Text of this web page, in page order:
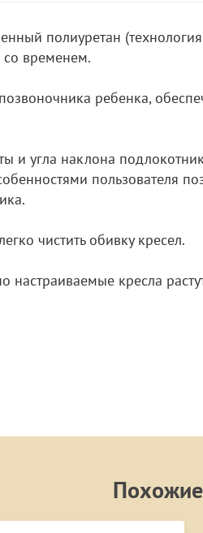
полиуретан
со временем.
ребенка,
и угла наклона
пользователя
чистить обивку кресел.
кресла